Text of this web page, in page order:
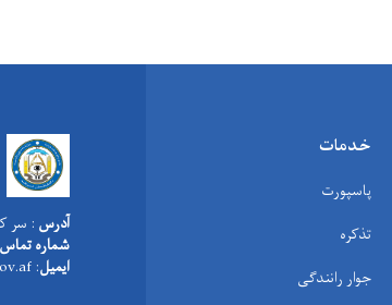
خدمات
پاسپورت
تذکره
جوار رانندگی
آدرس : سر
شماره
ایمیل: info@moi.gov.af